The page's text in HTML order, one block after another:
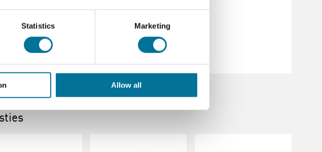
Statistics Marketing
Allow all
resk-02c user manual dutch (1).pdf